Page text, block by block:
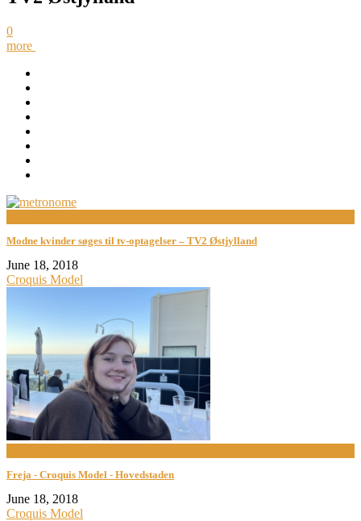
0
more
Modne kvinder søges til tv-optagelser – TV2 Østjylland
June 18, 2018
Croquis Model
Freja - Croquis Model - Hovedstaden
June 18, 2018
Croquis Model